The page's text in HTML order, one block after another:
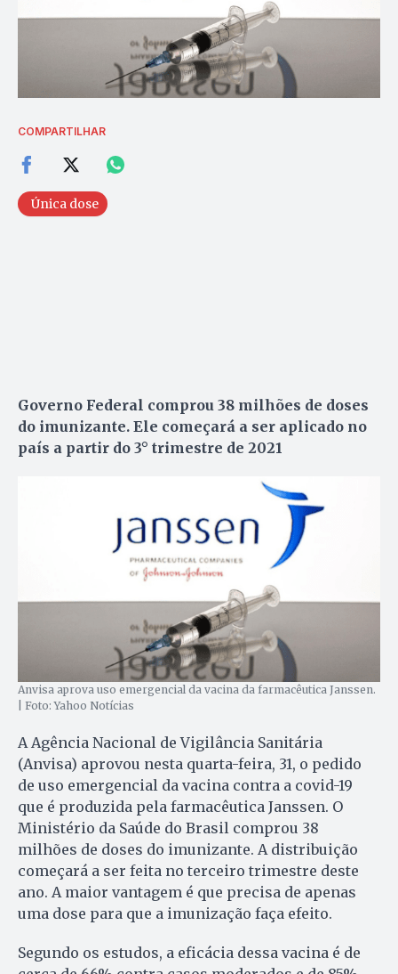
COMPARTILHAR
Única dose
Governo Federal comprou 38 milhões de doses
do imunizante. Ele começará a ser aplicado no
país a partir do 3° trimestre de 2021
Anvisa aprova uso emergencial da vacina da farmacêutica Janssen.
| Foto: Yahoo Notícias
A Agência Nacional de Vigilância Sanitária
(Anvisa) aprovou nesta quarta-feira, 31, o pedido
de uso emergencial da vacina contra a covid-19
que é produzida pela farmacêutica Janssen. O
Ministério da Saúde do Brasil comprou 38
milhões de doses do imunizante. A distribuição
começará a ser feita no terceiro trimestre deste
ano. A maior vantagem é que precisa de apenas
uma dose para que a imunização faça efeito.
Segundo os estudos, a eficácia dessa vacina é de